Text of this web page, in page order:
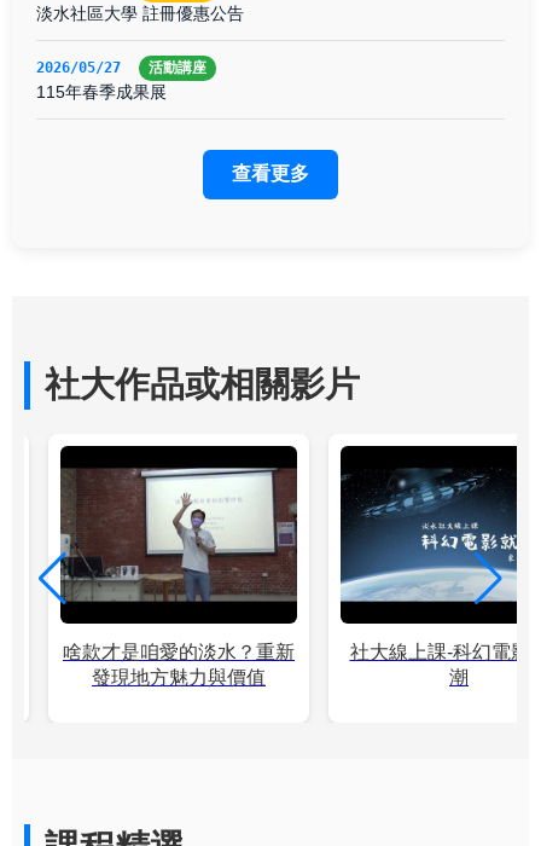
淡水社區大學 註冊優惠公告
2026/05/27 活動講座
115年春季成果展
查看更多
社大作品或相關影片
啥款才是咱愛的淡水？重新
發現地方魅力與價值
社大線上課-科幻電影
潮